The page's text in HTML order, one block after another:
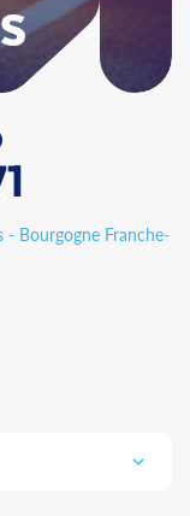
- Bourgogne Franche-